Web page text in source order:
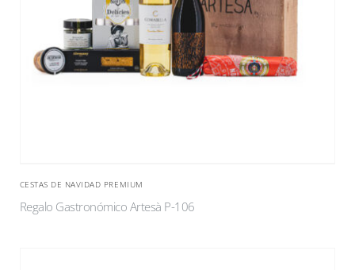
CESTAS DE NAVIDAD PREMIUM
Regalo Gastronómico Artesà P-106